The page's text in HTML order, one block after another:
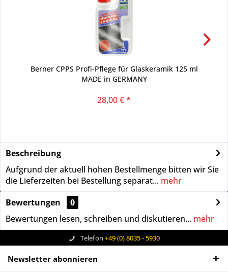
Berner CPPS Profi-Pflege für Glaskeramik 125 ml
MADE in GERMANY
28,00 € *
Beschreibung
Aufgrund der aktuell hohen Bestellmenge bitten wir Sie
die Lieferzeiten bei Bestellung separat... mehr
Bewertungen
0
Bewertungen lesen, schreiben und diskutieren... mehr
Telefon +49 (0) 8035 - 5930
Newsletter abonnieren